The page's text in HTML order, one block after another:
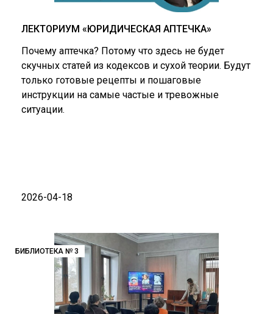
ЛЕКТОРИУМ «ЮРИДИЧЕСКАЯ АПТЕЧКА»
Почему аптечка? Потому что здесь не будет
скучных статей из кодексов и сухой теории. Будут
только готовые рецепты и пошаговые
инструкции на самые частые и тревожные
ситуации.
2026-04-18
БИБЛИОТЕКА № 3